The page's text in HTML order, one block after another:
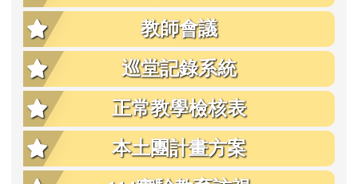
教師會議
巡堂記錄系統
正常教學檢核表
本土團計畫方案